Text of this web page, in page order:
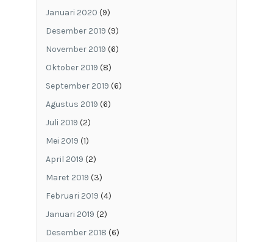
Januari 2020 (9)
Desember 2019 (9)
November 2019 (6)
Oktober 2019 (8)
September 2019 (6)
Agustus 2019 (6)
Juli 2019 (2)
Mei 2019 (1)
April 2019 (2)
Maret 2019 (3)
Februari 2019 (4)
Januari 2019 (2)
Desember 2018 (6)